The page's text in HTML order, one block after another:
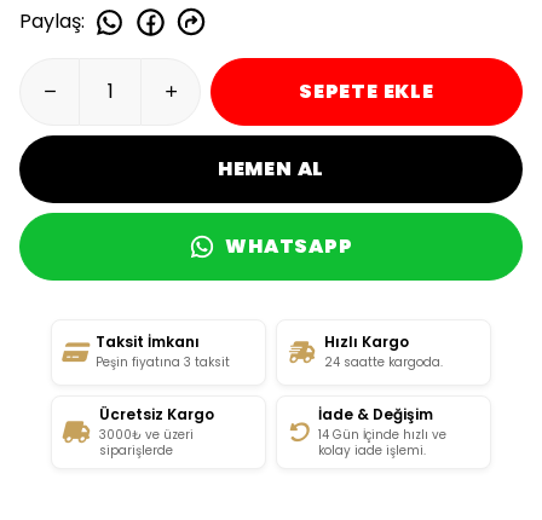
Paylaş:
SEPETE EKLE
HEMEN AL
WHATSAPP
Taksit İmkanı
Peşin fiyatına 3 taksit
Hızlı Kargo
24 saatte kargoda.
Ücretsiz Kargo
3000₺ ve üzeri
siparişlerde
İade & Değişim
14 Gün İçinde hızlı ve
kolay iade işlemi.